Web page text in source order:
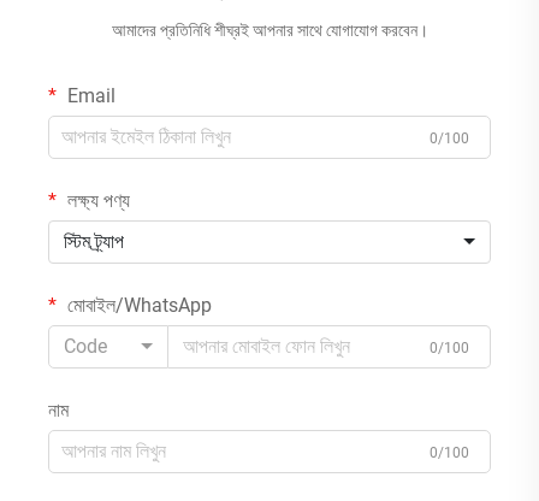
আমাদের প্রতিনিধি শীঘ্রই আপনার সাথে যোগাযোগ করবেন।
Email
0/100
লক্ষ্য পণ্য
স্টিম ট্র্যাপ
মোবাইল/WhatsApp
Code
0/100
নাম
0/100